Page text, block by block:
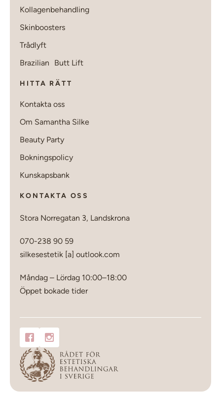
Kollagenbehandling
Skinboosters
Trådlyft
Brazilian Butt Lift
HITTA RÄTT
Kontakta oss
Om Samantha Silke
Beauty Party
Bokningspolicy
Kunskapsbank
KONTAKTA OSS
Stora Norregatan 3, Landskrona
070-238 90 59
silkesestetik [a] outlook.com
Måndag – Lördag 10:00–18:00
Öppet bokade tider